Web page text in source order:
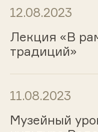
12.08.2023
Лекция «В
традиций»
11.08.2023
Музейный